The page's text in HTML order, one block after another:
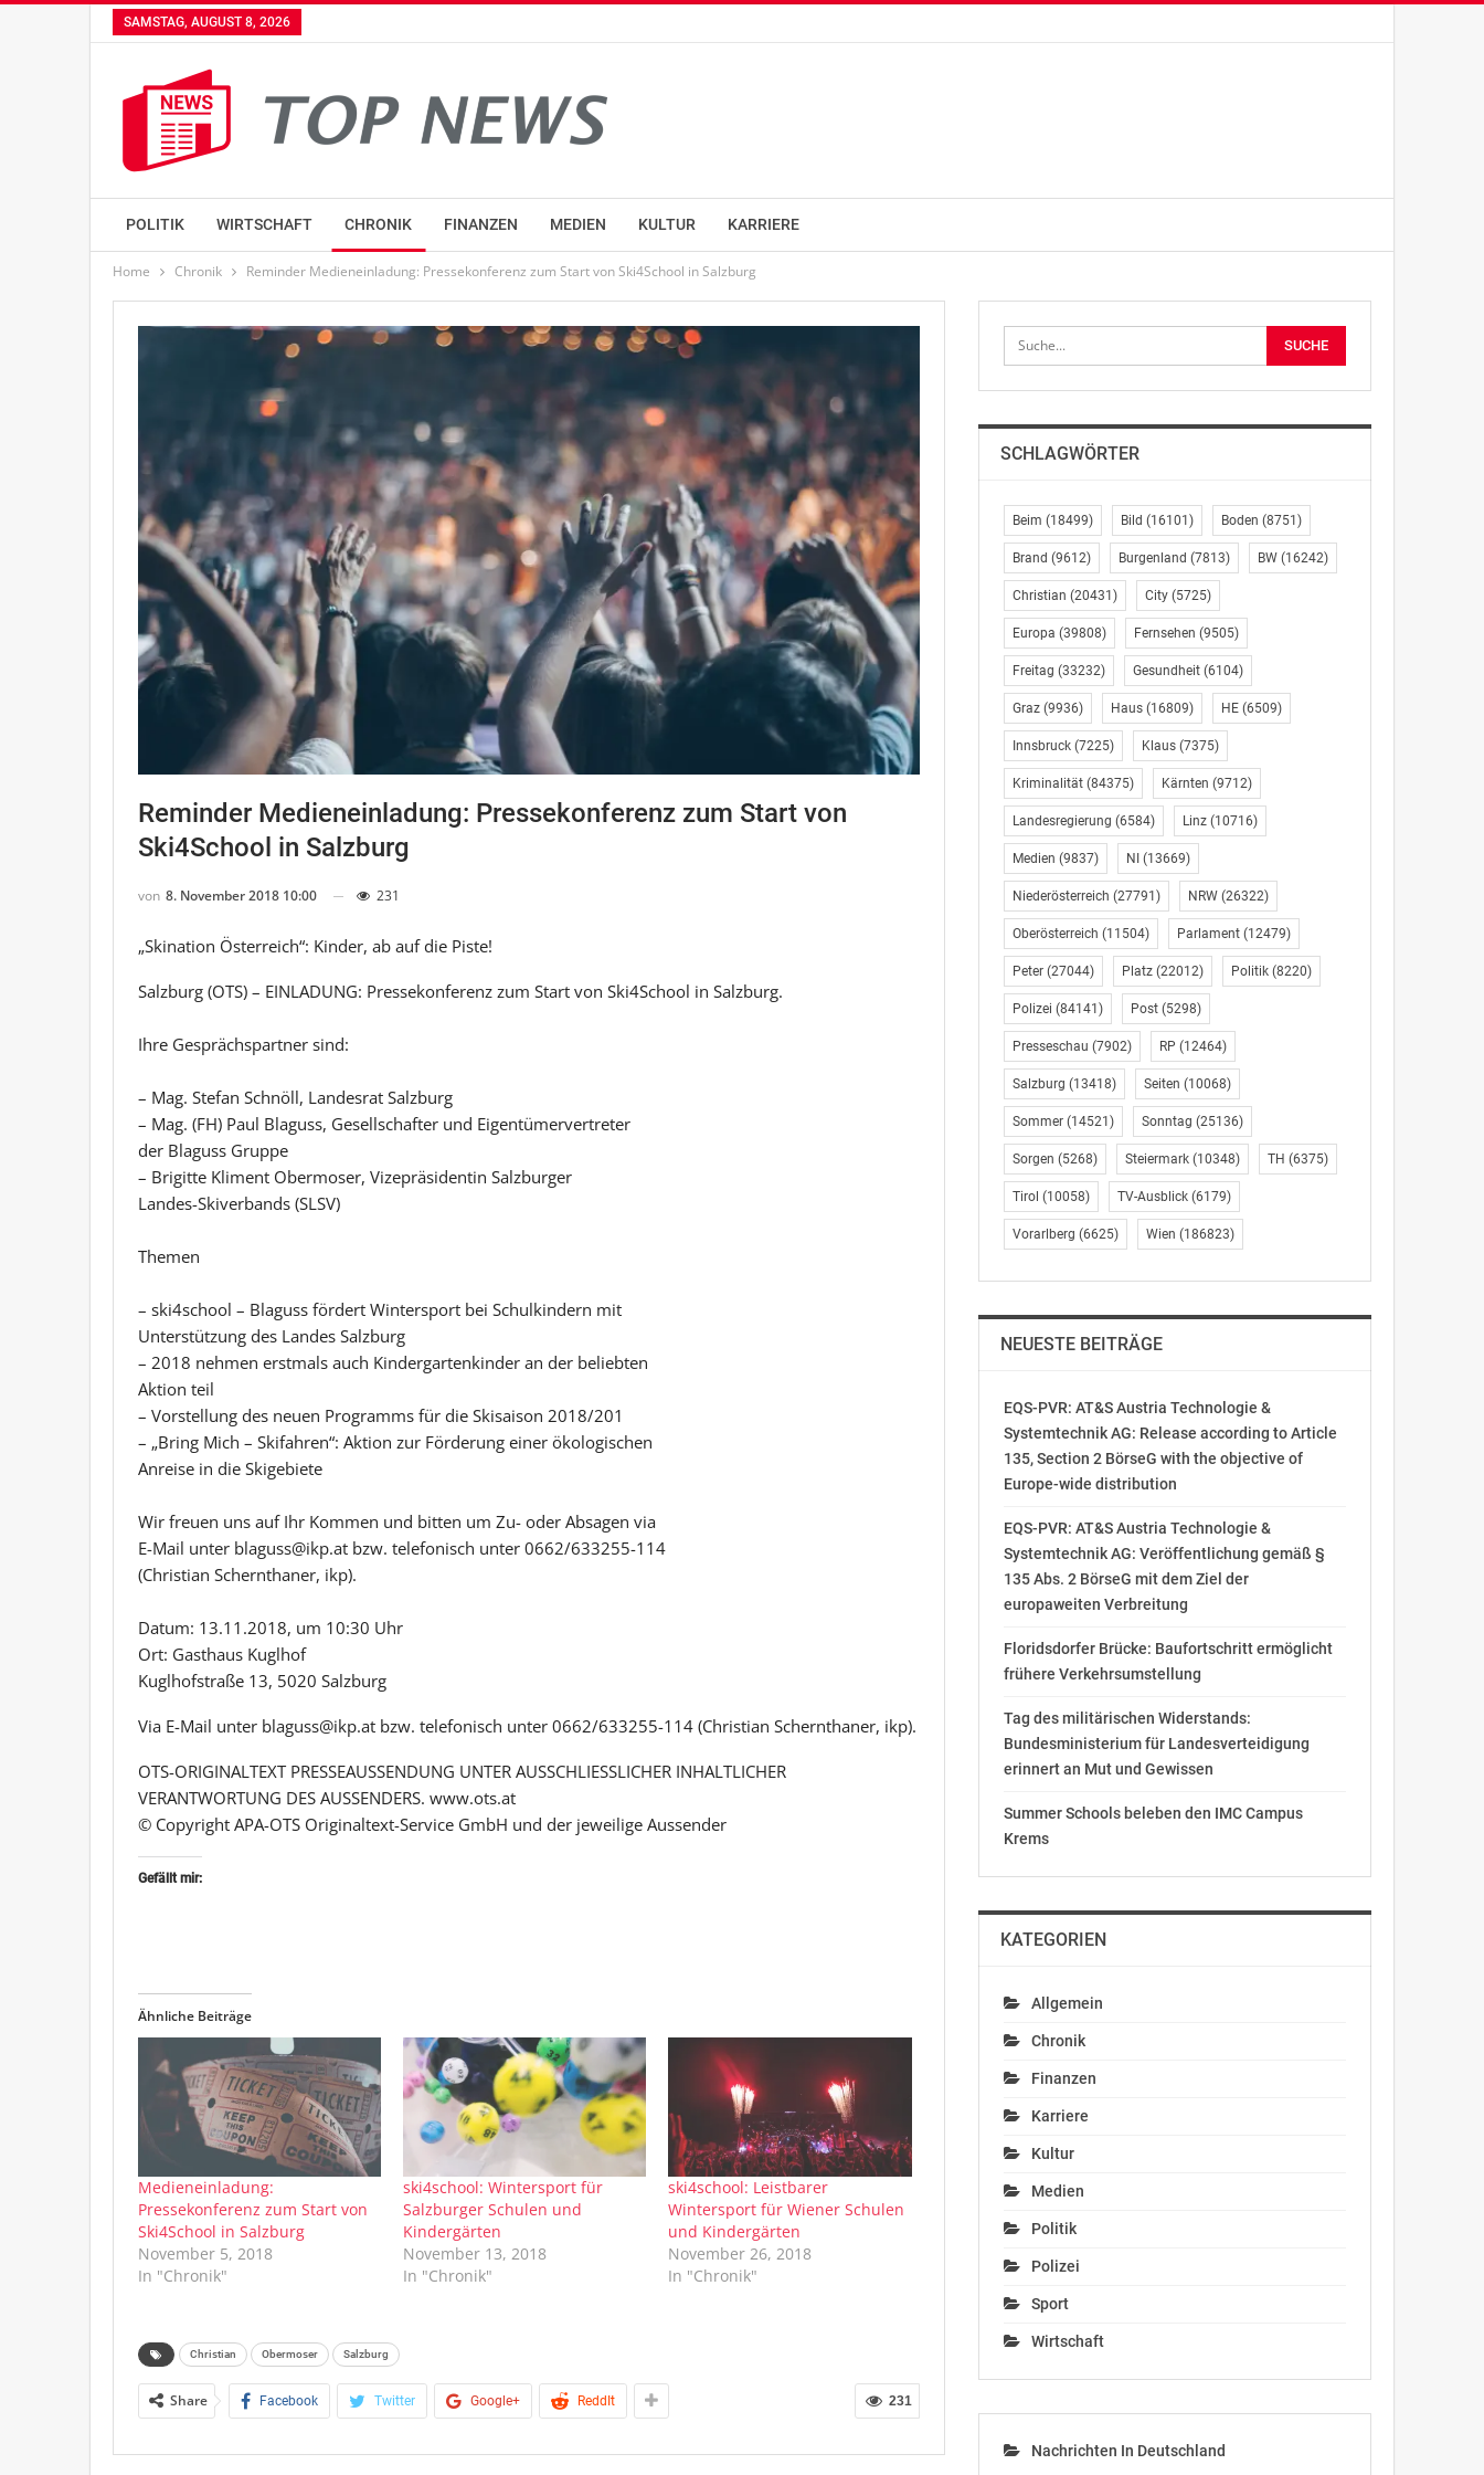
SAMSTAG, AUGUST 8, 2026
POLITIK WIRTSCHAFT CHRONIK FINANZEN MEDIEN KULTUR KARRIERE
Home Chronik Reminder Medieneinladung: Pressekonferenz zum Start von Ski4School in Salzburg
Reminder Medieneinladung: Pressekonferenz zum Start von
Ski4School in Salzburg
von 8. November 2018 10:00 231
„Skination Österreich“: Kinder, ab auf die Piste!
Salzburg (OTS) – EINLADUNG: Pressekonferenz zum Start von Ski4School in Salzburg.
Ihre Gesprächspartner sind:
– Mag. Stefan Schnöll, Landesrat Salzburg
– Mag. (FH) Paul Blaguss, Gesellschafter und Eigentümervertreter
der Blaguss Gruppe
– Brigitte Kliment Obermoser, Vizepräsidentin Salzburger
Landes-Skiverbands (SLSV)
Themen
– ski4school – Blaguss fördert Wintersport bei Schulkindern mit
Unterstützung des Landes Salzburg
– 2018 nehmen erstmals auch Kindergartenkinder an der beliebten
Aktion teil
– Vorstellung des neuen Programms für die Skisaison 2018/201
– „Bring Mich – Skifahren“: Aktion zur Förderung einer ökologischen
Anreise in die Skigebiete
Wir freuen uns auf Ihr Kommen und bitten um Zu- oder Absagen via
E-Mail unter blaguss@ikp.at bzw. telefonisch unter 0662/633255-114
(Christian Schernthaner, ikp).
Datum: 13.11.2018, um 10:30 Uhr
Ort: Gasthaus Kuglhof
Kuglhofstraße 13, 5020 Salzburg
Via E-Mail unter blaguss@ikp.at bzw. telefonisch unter 0662/633255-114 (Christian Schernthaner, ikp).
OTS-ORIGINALTEXT PRESSEAUSSENDUNG UNTER AUSSCHLIESSLICHER INHALTLICHER
VERANTWORTUNG DES AUSSENDERS. www.ots.at
© Copyright APA-OTS Originaltext-Service GmbH und der jeweilige Aussender
Gefällt mir:
Ähnliche Beiträge
Medieneinladung:
Pressekonferenz zum Start von
Ski4School in Salzburg
November 5, 2018
In "Chronik"
ski4school: Wintersport für
Salzburger Schulen und
Kindergärten
November 13, 2018
In "Chronik"
ski4school: Leistbarer
Wintersport für Wiener Schulen
und Kindergärten
November 26, 2018
In "Chronik"
Christian Obermoser Salzburg
231
Share Facebook Twitter Google+ ReddIt
SCHLAGWÖRTER
Beim (18499) Bild (16101) Boden (8751)
Brand (9612) Burgenland (7813) BW(16242)
Christian (20431) City(5725)
Europa (39808) Fernsehen (9505)
Freitag (33232) Gesundheit(6104)
Graz(9936) Haus(16809) HE(6509)
Innsbruck(7225) Klaus(7375)
Kriminalität(84375) Kärnten (9712)
Landesregierung (6584) Linz(10716)
Medien (9837) NI (13669)
Niederösterreich (27791) NRW(26322)
Oberösterreich (11504) Parlament(12479)
Peter(27044) Platz(22012) Politik(8220)
Polizei (84141) Post(5298)
Presseschau (7902) RP (12464)
Salzburg (13418) Seiten (10068)
Sommer(14521) Sonntag (25136)
Sorgen (5268) Steiermark(10348) TH (6375)
Tirol (10058) TV-Ausblick(6179)
Vorarlberg (6625) Wien (186823)
NEUESTE BEITRÄGE
EQS-PVR: AT&S Austria Technologie &
Systemtechnik AG: Release according to Article
135, Section 2 BörseG with the objective of
Europe-wide distribution
EQS-PVR: AT&S Austria Technologie &
Systemtechnik AG: Veröffentlichung gemäß §
135 Abs. 2 BörseG mit dem Ziel der
europaweiten Verbreitung
Floridsdorfer Brücke: Baufortschritt ermöglicht
frühere Verkehrsumstellung
Tag des militärischen Widerstands:
Bundesministerium für Landesverteidigung
erinnert an Mut und Gewissen
Summer Schools beleben den IMC Campus
Krems
KATEGORIEN
Allgemein
Chronik
Finanzen
Karriere
Kultur
Medien
Politik
Polizei
Sport
Wirtschaft
Nachrichten In Deutschland